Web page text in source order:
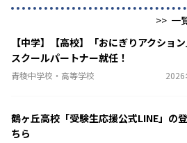
>> 一
【中学】【高校】「おにぎりアクショ
スクールパートナー就任！
青稜中学校・高等学校 2026
鶴ヶ丘高校「受験生応援公式LINE」の
ちら